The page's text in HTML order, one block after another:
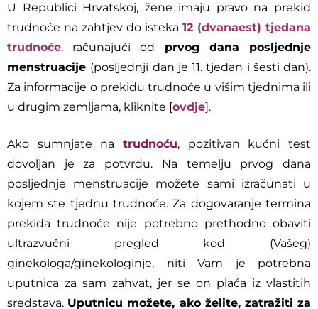
U Republici Hrvatskoj, žene imaju pravo na prekid
trudnoće na zahtjev do isteka 12 (dvanaest) tjedana
trudnoće, računajući od prvog dana posljednje
menstruacije (posljednji dan je 11. tjedan i šesti dan).
Za informacije o prekidu trudnoće u višim tjednima ili
u drugim zemljama, kliknite [ovdje].
Ako sumnjate na trudnoću, pozitivan kućni test
dovoljan je za potvrdu. Na temelju prvog dana
posljednje menstruacije možete sami izračunati u
kojem ste tjednu trudnoće. Za dogovaranje termina
prekida trudnoće nije potrebno prethodno obaviti
ultrazvučni pregled kod (Vašeg)
ginekologa/ginekologinje, niti Vam je potrebna
uputnica za sam zahvat, jer se on plaća iz vlastitih
sredstava. Uputnicu možete, ako želite, zatražiti za